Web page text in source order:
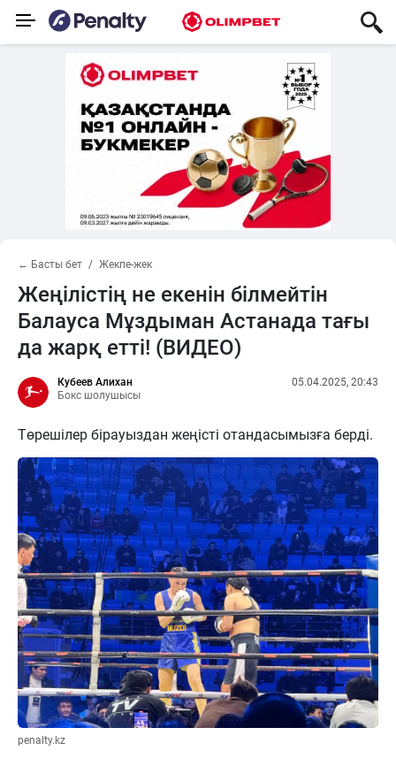
← Басты бет Жекпе-жек
Жеңілістің не екенін білмейтін
Балауса Мұздыман Астанада тағы
да жарқ етті! (ВИДЕО)
Кубеев Алихан
Бокс шолушысы
05.04.2025, 20:43
Төрешілер бірауыздан жеңісті отандасымызға берді.
penalty.kz